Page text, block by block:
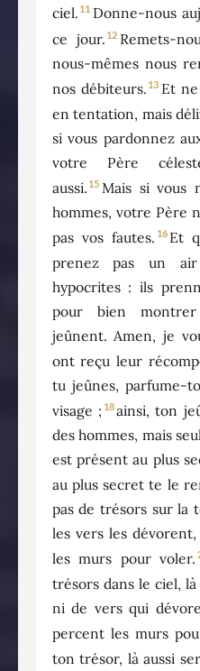
ciel. 11 Donne-nous
ce jour. 12 Remets-
nous-mêmes nous
nos débiteurs. 13 Et
en tentation, mais
si vous pardonnez
votre Père
aussi. 15 Mais si vous
hommes, votre Père
pas vos fautes. 16 Et
prenez pas un
hypocrites : ils
pour bien montrer
jeûnent. Amen, je
ont reçu leur
tu jeûnes, parfume-
visage ; 18ainsi, ton
des hommes, mais
est présent au plus
au plus secret te le
pas de trésors sur la
les vers les
les murs pour voler.
trésors dans le ciel, là
ni de vers qui
percent les murs
ton trésor, là aussi